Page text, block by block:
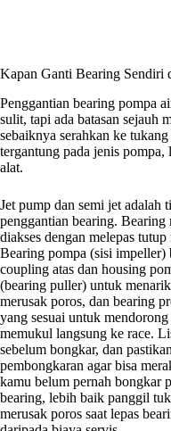
Kapan Ganti Bearing Sendiri
Penggantian bearing pompa
sulit, tapi ada batasan sejauh
sebaiknya serahkan ke
tergantung pada jenis pompa,
alat.
Jet pump dan semi jet
penggantian bearing. Bearing
diakses dengan melepas
Bearing pompa (sisi impeller)
coupling atas dan housing
(bearing puller) untuk
merusak poros, dan bearing
yang sesuai untuk
memukul langsung ke race.
sebelum bongkar, dan
pembongkaran agar bisa
kamu belum pernah bongkar
bearing, lebih baik panggil
merusak poros saat lepas